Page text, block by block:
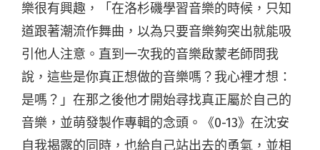
樂很有興趣，「在洛杉磯學習音樂的時候，只知
道跟著潮流作舞曲，以為只要音樂夠突出就能吸
引他人注意。直到一次我的音樂啟蒙老師問我
說，這些是你真正想做的音樂嗎？我心裡才想：
是嗎？」在那之後他才開始尋找真正屬於自己的
音樂，並萌發製作專輯的念頭。《0-13》在沈安
自我揭露的同時，也給自己站出去的勇氣，並相